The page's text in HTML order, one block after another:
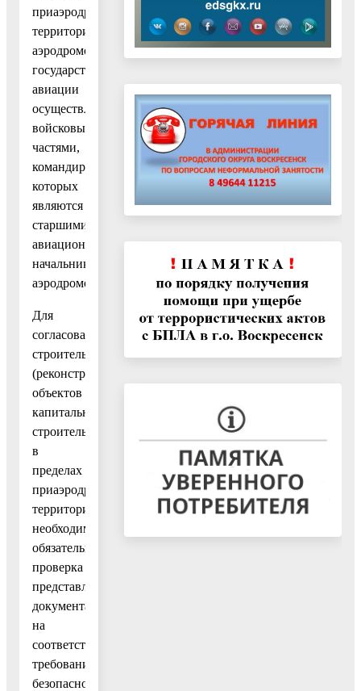
приаэродромных
территория
аэродромов
государственной
авиации
осуществляется
войсковыми
частями,
командиры
которых
являются
старшими
авиационными
начальниками
аэродромов.
Для
согласования
строительства
(реконструкции)
объектов
капитального
строительства
в
пределах
приаэродромной
территории
необходима
обязательная
проверка
представленной
документации
на
соответствие
требованиям
безопасности